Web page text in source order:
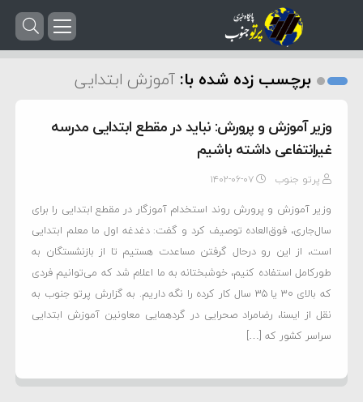
برچسب زده شده با: آموزش ابتدایی
وزیر آموزش و پرورش: نباید در مقطع ابتدایی مدرسه
غیرانتفاعی داشته باشیم
پرتو جنوب ۱۴۰۲-۰۶-۰۷
وزیر آموزش و پرورش روند استخدام آموزگار در مقطع ابتدایی را برای
سال‌جاری، فوق‌العاده توصیف کرد و گفت:‌ دغدغه اول ما معلم ابتدایی
است، از این رو درحال گرفتن مساعدت هستیم تا از بازنشستگان به
طورکامل استفاده کنیم، خوشبختانه به ما اعلام شد که می‌توانیم فردی
که بالای ۳۰ یا ۳۵ سال کار کرده را نگه داریم. به گزارش پرتو جنوب به
نقل از ایسنا، رضامراد صحرایی در گردهمایی معاونین آموزش ابتدایی
سراسر کشور که […]